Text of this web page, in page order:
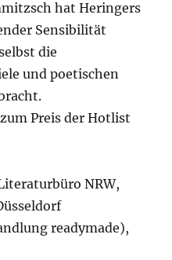
hat Heringers
Sensibilität
die
und poetischen
Preis der Hotlist
NRW,
readymade),